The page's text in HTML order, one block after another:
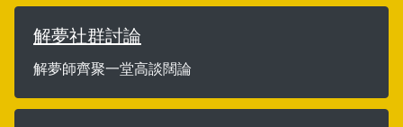
解夢社群討論
解夢師齊聚一堂高談闊論